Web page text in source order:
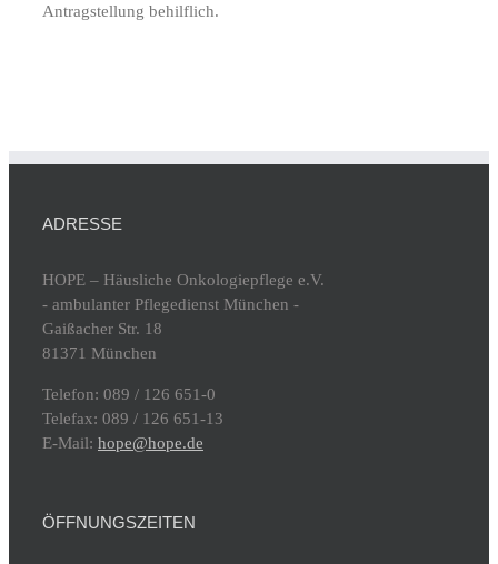
Antragstellung behilflich.
ADRESSE
HOPE – Häusliche Onkologiepflege e.V.
- ambulanter Pflegedienst München -
Gaißacher Str. 18
81371 München
Telefon: 089 / 126 651-0
Telefax: 089 / 126 651-13
E-Mail: hope@hope.de
ÖFFNUNGSZEITEN